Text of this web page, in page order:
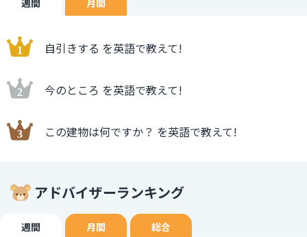
週間 月間
自引きする を英語で教えて!
今のところ を英語で教えて!
この建物は何ですか？ を英語で教えて!
アドバイザーランキング
週間 月間 総合